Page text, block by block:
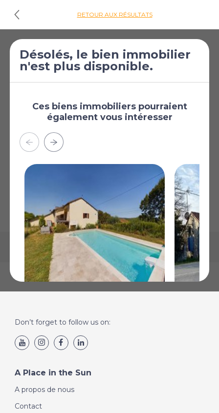
RETOUR AUX RÉSULTATS
Maison de 4
chambres à vendre
Aquitaine, France
€246 100
La carte peut ne pas indiquer l'emplacement exact
Désolés, le bien immobilier
n'est plus disponible.
Ces biens immobiliers pourraient
également vous intéresser
Ribérac, Dordogne
Plus de Détails
Don’t forget to follow us on:
A Place in the Sun
A propos de nous
Contact